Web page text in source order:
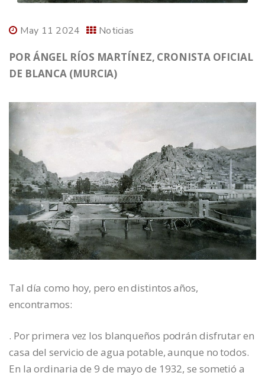
May 11 2024 Noticias
POR ÁNGEL RÍOS MARTÍNEZ, CRONISTA OFICIAL
DE BLANCA (MURCIA)
Tal día como hoy, pero en distintos años,
encontramos:
. Por primera vez los blanqueños podrán disfrutar en
casa del servicio de agua potable, aunque no todos.
En la ordinaria de 9 de mayo de 1932, se sometió a